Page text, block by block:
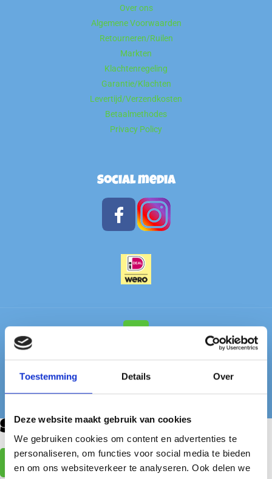
Toestemming Details Over
Deze website maakt gebruik van cookies
We gebruiken cookies om content en advertenties te
personaliseren, om functies voor social media te bieden
en om ons websiteverkeer te analyseren. Ook delen we
Over ons
Algemene Voorwaarden
Retourneren/Ruilen
Markten
Klachtenregeling
Garantie/Klachten
Levertijd/Verzendkosten
Betaalmethodes
Privacy Policy
Social media
© Dropshop Nederland. Alle rechten voorbehouden. |
Website laten makendoor Chuck's
Selecteer een Afleverpunt